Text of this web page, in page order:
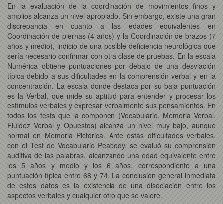
En la evaluación de la coordinación de movimientos finos y
amplios alcanza un nivel apropiado. Sin embargo, existe una gran
discrepancia en cuanto a las edades equivalentes en
Coordinación de piernas (4 años) y la Coordinación de brazos (7
años y medio), indicio de una posible deficiencia neurológica que
sería necesario confirmar con otra clase de pruebas. En la escala
Numérica obtiene puntuaciones por debajo de una desviación
típica debido a sus dificultades en la comprensión verbal y en la
concentración. La escala donde destaca por su baja puntuación
es la Verbal, que mide su aptitud para entender y procesar los
estímulos verbales y expresar verbalmente sus pensamientos. En
todos los tests que la componen (Vocabulario, Memoria Verbal,
Fluidez Verbal y Opuestos) alcanza un nivel muy bajo, aunque
normal en Memoria Pictórica. Ante estas dificultades verbales,
con el Test de Vocabulario Peabody, se evaluó su comprensión
auditiva de las palabras, alcanzando una edad equivalente entre
los 5 años y medio y los 6 años, correspondiente a una
puntuación típica entre 68 y 74. La conclusión general inmediata
de estos datos es la existencia de una disociación entre los
aspectos verbales y cualquier otro que se valore.